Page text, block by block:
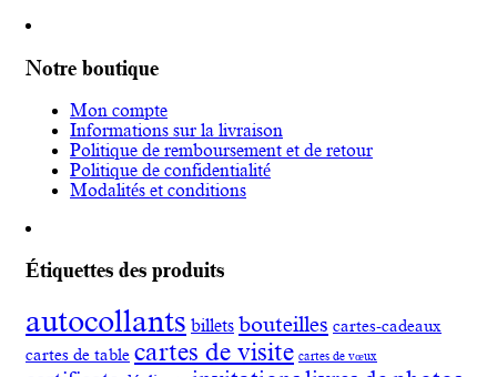
Notre boutique
Mon compte
Informations sur la livraison
Politique de remboursement et de retour
Politique de confidentialité
Modalités et conditions
Étiquettes des produits
autocollants billets bouteilles cartes-cadeaux
cartes de table cartes de visite cartes de vœux